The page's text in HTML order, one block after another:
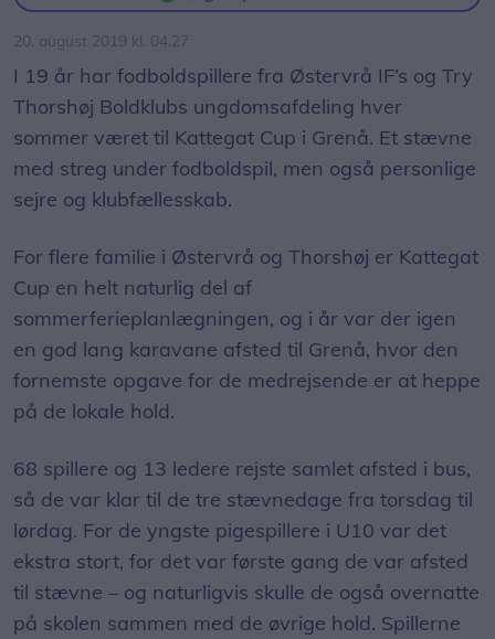
20. august 2019 kl. 04.27
I 19 år har fodboldspillere fra Østervrå IF’s og Try
Thorshøj Boldklubs ungdomsafdeling hver
sommer været til Kattegat Cup i Grenå. Et stævne
med streg under fodboldspil, men også personlige
sejre og klubfællesskab.
For flere familie i Østervrå og Thorshøj er Kattegat
Cup en helt naturlig del af
sommerferieplanlægningen, og i år var der igen
en god lang karavane afsted til Grenå, hvor den
fornemste opgave for de medrejsende er at heppe
på de lokale hold.
68 spillere og 13 ledere rejste samlet afsted i bus,
så de var klar til de tre stævnedage fra torsdag til
lørdag. For de yngste pigespillere i U10 var det
ekstra stort, for det var første gang de var afsted
til stævne – og naturligvis skulle de også overnatte
på skolen sammen med de øvrige hold. Spillerne